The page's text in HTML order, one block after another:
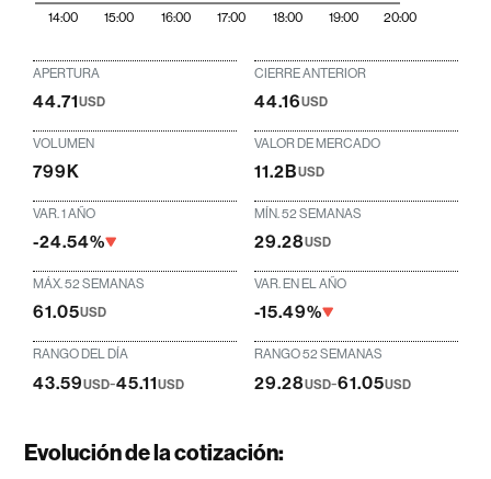
14:00 15:00 16:00 17:00 18:00 19:00 20:00
APERTURA
44.71USD
CIERRE ANTERIOR
44.16USD
VOLUMEN
799K
VALOR DE MERCADO
11.2BUSD
VAR. 1 AÑO
-24.54%
MÍN. 52 SEMANAS
29.28USD
MÁX. 52 SEMANAS
61.05USD
VAR. EN EL AÑO
-15.49%
RANGO DEL DÍA
43.59USD-45.11USD
RANGO 52 SEMANAS
29.28USD-61.05USD
Evolución de la cotización: